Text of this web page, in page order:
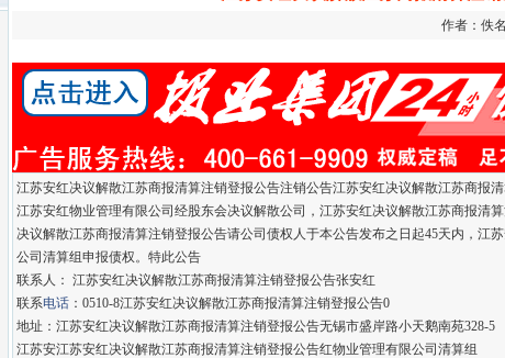
作者：佚
江苏安红决议解散江苏商报清算注销登报公告注销公告江苏安红决议解散江苏商报
江苏安红物业管理有限公司经股东会决议解散公司，江苏安红决议解散江苏商报清
决议解散江苏商报清算注销登报公告请公司债权人于本公告发布之日起45天内，江
公司清算组申报债权。特此公告
联系人： 江苏安红决议解散江苏商报清算注销登报公告张安红
联系电话 ：0510-8江苏安红决议解散江苏商报清算注销登报公告0
地址：江苏安红决议解散江苏商报清算注销登报公告无锡市盛岸路小天鹅南苑328-5
江苏安江苏安红决议解散江苏商报清算注销登报公告红物业管理有限公司清算组